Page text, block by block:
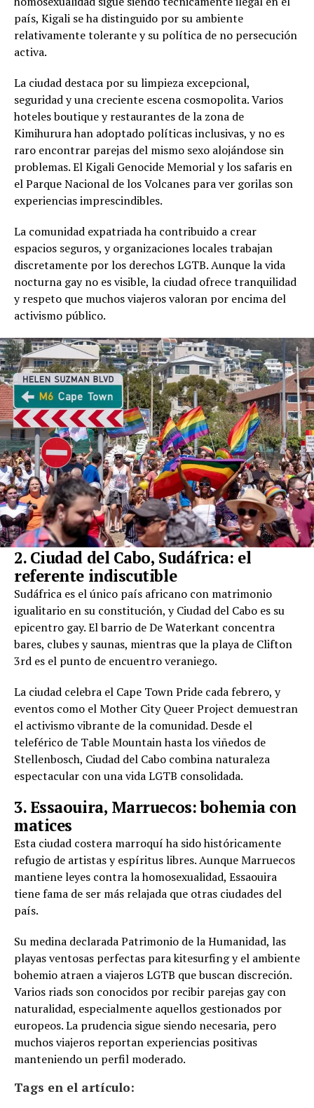
país, Kigali se ha distinguido por su ambiente
relativamente tolerante y su política de no persecución
activa.
La ciudad destaca por su limpieza excepcional,
seguridad y una creciente escena cosmopolita. Varios
hoteles boutique y restaurantes de la zona de
Kimihurura han adoptado políticas inclusivas, y no es
raro encontrar parejas del mismo sexo alojándose sin
problemas. El Kigali Genocide Memorial y los safaris en
el Parque Nacional de los Volcanes para ver gorilas son
experiencias imprescindibles.
La comunidad expatriada ha contribuido a crear
espacios seguros, y organizaciones locales trabajan
discretamente por los derechos LGTB. Aunque la vida
nocturna gay no es visible, la ciudad ofrece tranquilidad
y respeto que muchos viajeros valoran por encima del
activismo público.
2. Ciudad del Cabo, Sudáfrica: el
referente indiscutible
Sudáfrica es el único país africano con matrimonio
igualitario en su constitución, y Ciudad del Cabo es su
epicentro gay. El barrio de De Waterkant concentra
bares, clubes y saunas, mientras que la playa de Clifton
3rd es el punto de encuentro veraniego.
La ciudad celebra el Cape Town Pride cada febrero, y
eventos como el Mother City Queer Project demuestran
el activismo vibrante de la comunidad. Desde el
teleférico de Table Mountain hasta los viñedos de
Stellenbosch, Ciudad del Cabo combina naturaleza
espectacular con una vida LGTB consolidada.
3. Essaouira, Marruecos: bohemia con
matices
Esta ciudad costera marroquí ha sido históricamente
refugio de artistas y espíritus libres. Aunque Marruecos
mantiene leyes contra la homosexualidad, Essaouira
tiene fama de ser más relajada que otras ciudades del
país.
Su medina declarada Patrimonio de la Humanidad, las
playas ventosas perfectas para kitesurfing y el ambiente
bohemio atraen a viajeros LGTB que buscan discreción.
Varios riads son conocidos por recibir parejas gay con
naturalidad, especialmente aquellos gestionados por
europeos. La prudencia sigue siendo necesaria, pero
muchos viajeros reportan experiencias positivas
manteniendo un perfil moderado.
Tags en el artículo: